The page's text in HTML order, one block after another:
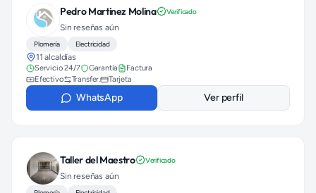
Pedro Martinez Molina Verificado
Sin reseñas aún
Plomería Electricidad
11 alcaldías
Servicio 24/7 Garantía
Factura
Efectivo
Transfer. Tarjeta
WhatsApp Ver perfil
Taller del Maestro Verificado
Sin reseñas aún